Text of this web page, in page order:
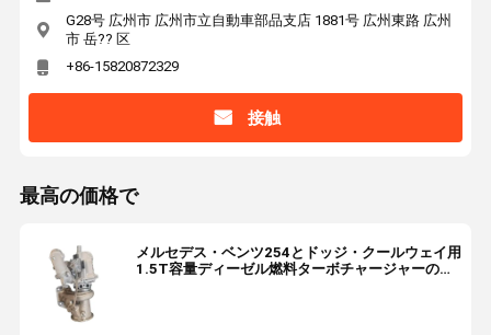
G28号 広州市 広州市立自動車部品支店 1881号 広州東路 広州
市 岳?? 区
+86-15820872329
接触
最高の価格で
メルセデス・ベンツ254とドッジ・クールウェイ用
1.5T容量ディーゼル燃料ターボチャージャーの直